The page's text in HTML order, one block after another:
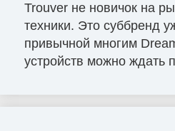
Trouver не новичок на
техники. Это суббренд
привычной многим
устройств можно ждать